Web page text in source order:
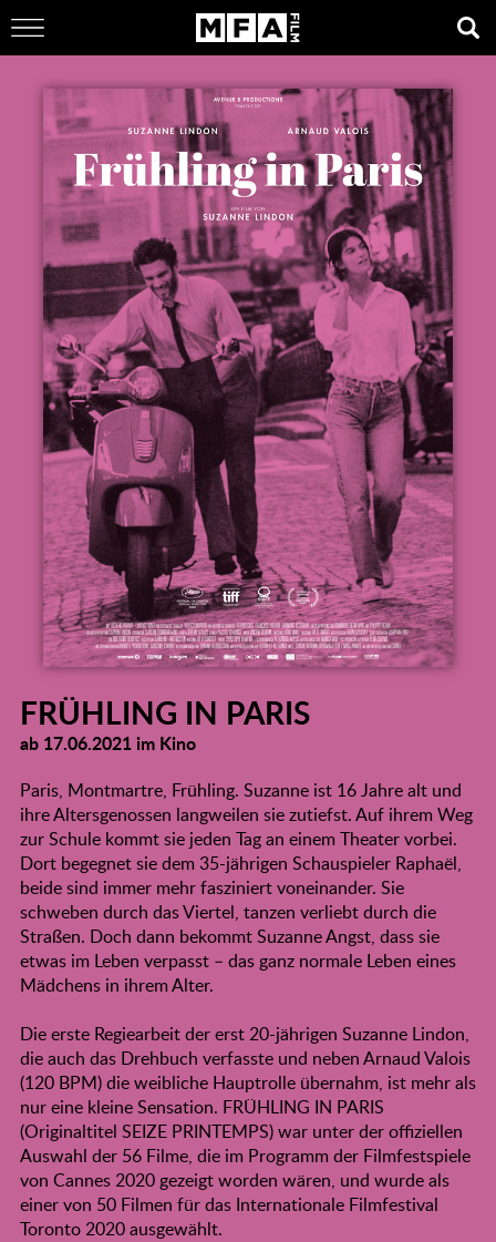
FRÜHLING IN PARIS
ab 17.06.2021 im Kino
Paris, Montmartre, Frühling. Suzanne ist 16 Jahre alt und
ihre Altersgenossen langweilen sie zutiefst. Auf ihrem Weg
zur Schule kommt sie jeden Tag an einem Theater vorbei.
Dort begegnet sie dem 35-jährigen Schauspieler Raphaël,
beide sind immer mehr fasziniert voneinander. Sie
schweben durch das Viertel, tanzen verliebt durch die
Straßen. Doch dann bekommt Suzanne Angst, dass sie
etwas im Leben verpasst – das ganz normale Leben eines
Mädchens in ihrem Alter.
Die erste Regiearbeit der erst 20-jährigen Suzanne Lindon,
die auch das Drehbuch verfasste und neben Arnaud Valois
(120 BPM) die weibliche Hauptrolle übernahm, ist mehr als
nur eine kleine Sensation. FRÜHLING IN PARIS
(Originaltitel SEIZE PRINTEMPS) war unter der offiziellen
Auswahl der 56 Filme, die im Programm der Filmfestspiele
von Cannes 2020 gezeigt worden wären, und wurde als
einer von 50 Filmen für das Internationale Filmfestival
Toronto 2020 ausgewählt.